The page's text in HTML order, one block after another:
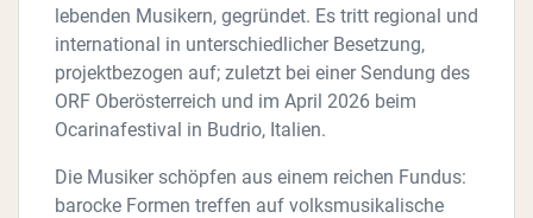
lebenden Musikern, gegründet. Es tritt regional und
international in unterschiedlicher Besetzung,
projektbezogen auf; zuletzt bei einer Sendung des
ORF Oberösterreich und im April 2026 beim
Ocarinafestival in Budrio, Italien.
Die Musiker schöpfen aus einem reichen Fundus:
barocke Formen treffen auf volksmusikalische